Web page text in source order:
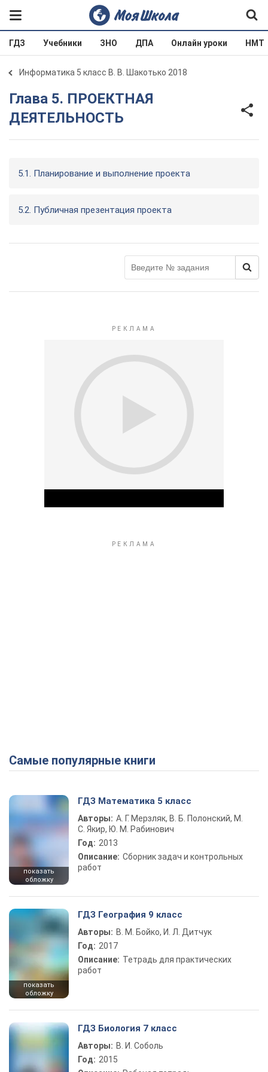
ГДЗ Учебники ЗНО ДПА Онлайн уроки НМТ
Информатика 5 класс В. В. Шакотько 2018
Глава 5. ПРОЕКТНАЯ
ДЕЯТЕЛЬНОСТЬ
5.1. Планирование и выполнение проекта
5.2. Публичная презентация проекта
Самые популярные книги
показать
обложку
ГДЗ Математика 5 класс
Авторы: А. Г. Мерзляк, В. Б. Полонский, М.
С. Якир, Ю. М. Рабинович
Год: 2013
Описание: Сборник задач и контрольных
работ
показать
обложку
ГДЗ География 9 класс
Авторы: В. М. Бойко, И. Л. Дитчук
Год: 2017
Описание: Тетрадь для практических
работ
ГДЗ Биология 7 класс
Авторы: В. И. Соболь
Год: 2015